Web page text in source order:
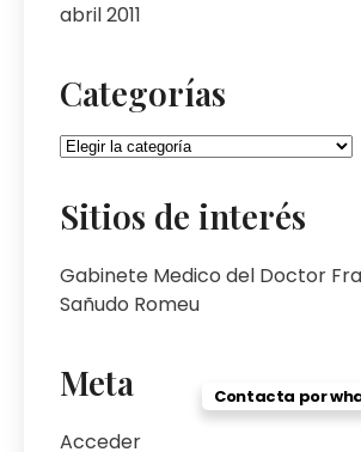
abril 2011
Categorías
Sitios de interés
Gabinete Medico del Doctor
Sañudo Romeu
Meta
Acceder
Contacta por